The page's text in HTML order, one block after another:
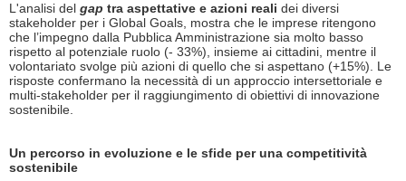
L'analisi del gap tra aspettative e azioni reali dei diversi
stakeholder per i Global Goals, mostra che le imprese ritengono
che l’impegno dalla Pubblica Amministrazione sia molto basso
rispetto al potenziale ruolo (- 33%), insieme ai cittadini, mentre il
volontariato svolge più azioni di quello che si aspettano (+15%). Le
risposte confermano la necessità di un approccio intersettoriale e
multi-stakeholder per il raggiungimento di obiettivi di innovazione
sostenibile.
Un percorso in evoluzione e le sfide per una competitività
sostenibile